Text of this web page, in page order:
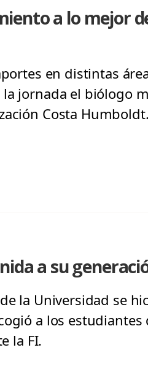
a lo mejor
en distintas
jornada el biólogo
Costa Humboldt.
a su
la Universidad se
a los estudiantes
la FI.